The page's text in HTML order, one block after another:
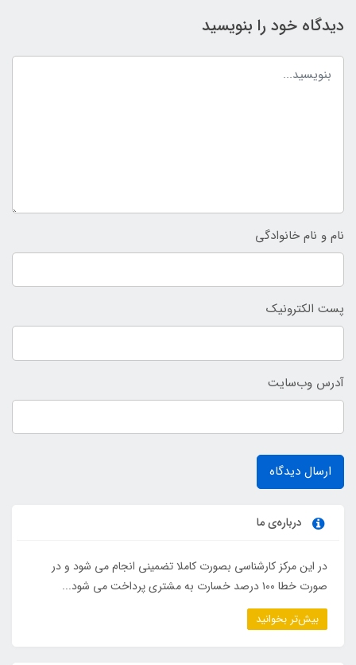
دیدگاه خود را بنویسید
نام و نام خانوادگی
پست الکترونیک
آدرس وب‌سایت
ارسال دیدگاه
درباره‌ی ما
در این مرکز کارشناسی بصورت کاملا تضمینی انجام می شود و در
صورت خطا ۱۰۰ درصد خسارت به مشتری پرداخت می شود...
بیش‌تر بخوانید